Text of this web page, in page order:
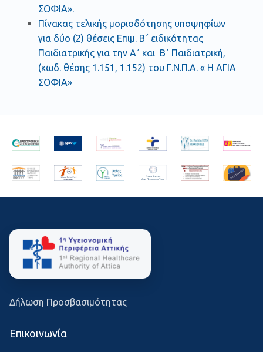
ΣΟΦΙΑ».
Πίνακας τελικής μοριοδότησης υποψηφίων
για δύο (2) θέσεις Επιμ. Β΄ ειδικότητας
Παιδιατρικής για την Α΄ και Β΄ Παιδιατρική,
(κωδ. θέσης 1.151, 1.152) του Γ.Ν.Π.Α. « Η ΑΓΙΑ
ΣΟΦΙΑ»
Δήλωση Προσβασιμότητας
Επικοινωνία